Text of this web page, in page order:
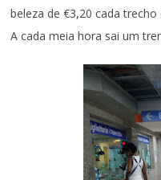
beleza de €3,20 cada
A cada meia hora sai um